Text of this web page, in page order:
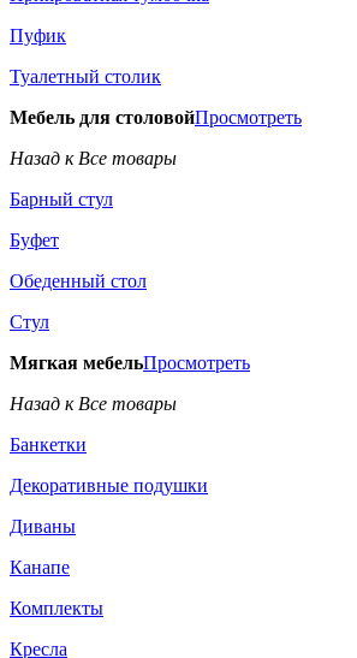
Пуфик
Туалетный столик
Мебель для столовойПросмотреть
Назад к Все товары
Барный стул
Буфет
Обеденный стол
Стул
Мягкая мебельПросмотреть
Назад к Все товары
Банкетки
Декоративные подушки
Диваны
Канапе
Комплекты
Кресла